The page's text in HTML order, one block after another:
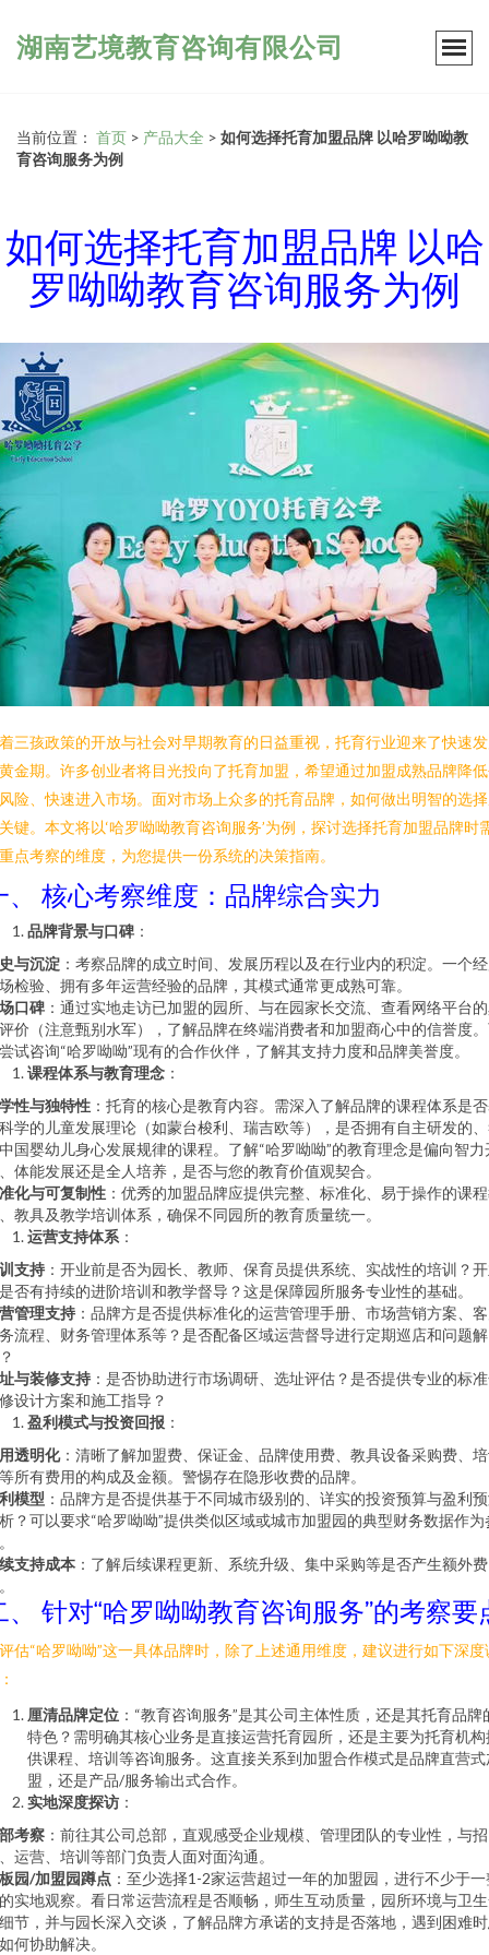
湖南艺境教育咨询有限公司
当前位置： 首页 > 产品大全 > 如何选择托育加盟品牌 以哈罗呦呦教
育咨询服务为例
如何选择托育加盟品牌 以哈
罗呦呦教育咨询服务为例
三孩政策的开放与社会对早期教育的日益重视，托育行业迎来了快速
金期。许多创业者将目光投向了托育加盟，希望通过加盟成熟品牌降
险、快速进入市场。面对市场上众多的托育品牌，如何做出明智的选
键。本文将以‘哈罗呦呦教育咨询服务’为例，探讨选择托育加盟品牌时
点考察的维度，为您提供一份系统的决策指南。
、 核心考察维度：品牌综合实力
品牌背景与口碑 ：
与沉淀 ：考察品牌的成立时间、发展历程以及在行业内的积淀。一个
检验、拥有多年运营经验的品牌，其模式通常更成熟可靠。
口碑 ：通过实地走访已加盟的园所、与在园家长交流、查看网络平台
价（注意甄别水军），了解品牌在终端消费者和加盟商心中的信誉度
试咨询“哈罗呦呦”现有的合作伙伴，了解其支持力度和品牌美誉度。
课程体系与教育理念 ：
性与独特性 ：托育的核心是教育内容。需深入了解品牌的课程体系是
学的儿童发展理论（如蒙台梭利、瑞吉欧等），是否拥有自主研发的
国婴幼儿身心发展规律的课程。了解“哈罗呦呦”的教育理念是偏向智力
体能发展还是全人培养，是否与您的教育价值观契合。
化与可复制性 ：优秀的加盟品牌应提供完整、标准化、易于操作的课
教具及教学培训体系，确保不同园所的教育质量统一。
运营支持体系 ：
支持 ：开业前是否为园长、教师、保育员提供系统、实战性的培训？
否有持续的进阶培训和教学督导？这是保障园所服务专业性的基础。
管理支持 ：品牌方是否提供标准化的运营管理手册、市场营销方案、
流程、财务管理体系等？是否配备区域运营督导进行定期巡店和问题解
与装修支持 ：是否协助进行市场调研、选址评估？是否提供专业的标
设计方案和施工指导？
盈利模式与投资回报 ：
透明化：清晰了解加盟费、保证金、品牌使用费、教具设备采购费、
所有费用的构成及金额。警惕存在隐形收费的品牌。
模型 ：品牌方是否提供基于不同城市级别的、详实的投资预算与盈利
？可以要求“哈罗呦呦”提供类似区域或城市加盟园的典型财务数据作为
支持成本 ：了解后续课程更新、系统升级、集中采购等是否产生额外费
、 针对“哈罗呦呦教育咨询服务”的考察要
估“哈罗呦呦”这一具体品牌时，除了上述通用维度，建议进行如下深度
厘清品牌定位 ：“教育咨询服务”是其公司主体性质，还是其托育品牌
特色？需明确其核心业务是直接运营托育园所，还是主要为托育机构
供课程、培训等咨询服务。这直接关系到加盟合作模式是品牌直营式
盟，还是产品/服务输出式合作。
实地深度探访 ：
考察 ：前往其公司总部，直观感受企业规模、管理团队的专业性，与招
运营、培训等部门负责人面对面沟通。
园/加盟园蹲点 ：至少选择1-2家运营超过一年的加盟园，进行不少于一
实地观察。看日常运营流程是否顺畅，师生互动质量，园所环境与卫
节，并与园长深入交谈，了解品牌方承诺的支持是否落地，遇到困难
何协助解决。